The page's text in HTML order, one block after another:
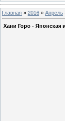
Главная » 2016 » Апрель
Хани Горо - Японская